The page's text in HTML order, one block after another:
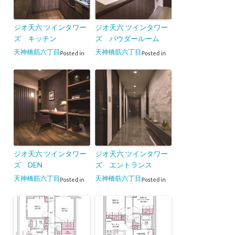
ジオ天六 ツインタワー
ズ キッチン
Posted in
天神橋筋六丁目
ジオ天六 ツインタワー
ズ パウダールーム
Posted in
天神橋筋六丁目
ジオ天六 ツインタワー
ズ DEN
Posted in
天神橋筋六丁目
ジオ天六 ツインタワー
ズ エントランス
Posted in
天神橋筋六丁目